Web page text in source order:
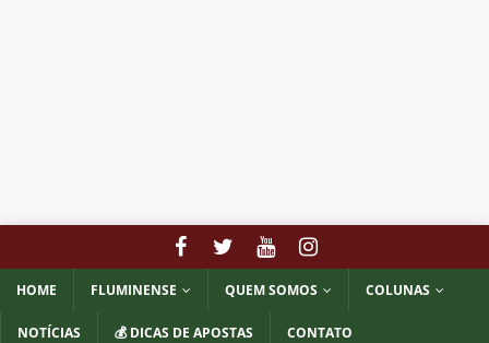
HOME FLUMINENSE QUEM SOMOS COLUNAS
NOTÍCIAS 💰 DICAS DE APOSTAS CONTATO